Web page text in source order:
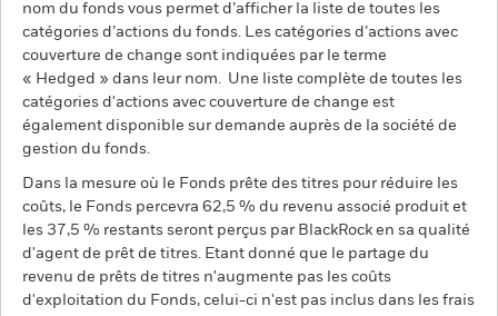
nom du fonds vous permet d’afficher la liste de toutes les
catégories d’actions du fonds. Les catégories d’actions avec
couverture de change sont indiquées par le terme
« Hedged » dans leur nom. Une liste complète de toutes les
catégories d'actions avec couverture de change est
également disponible sur demande auprès de la société de
gestion du fonds.
Dans la mesure où le Fonds prête des titres pour réduire les
coûts, le Fonds percevra 62,5 % du revenu associé produit et
les 37,5 % restants seront perçus par BlackRock en sa qualité
d'agent de prêt de titres. Etant donné que le partage du
revenu de prêts de titres n'augmente pas les coûts
d'exploitation du Fonds, celui-ci n'est pas inclus dans les frais